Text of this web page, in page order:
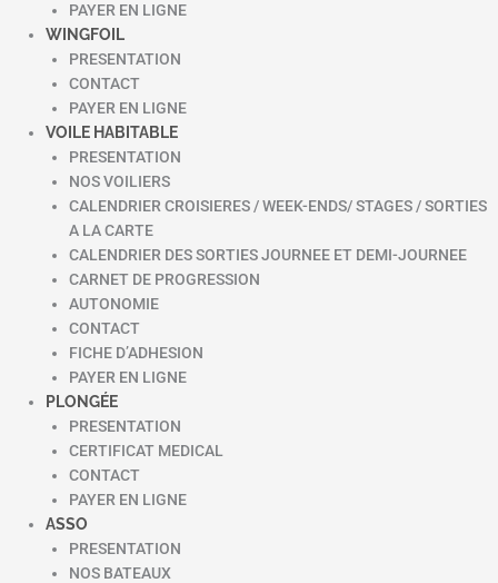
PAYER EN LIGNE
WINGFOIL
PRESENTATION
CONTACT
PAYER EN LIGNE
VOILE HABITABLE
PRESENTATION
NOS VOILIERS
CALENDRIER CROISIERES / WEEK-ENDS/ STAGES / SORTIES
A LA CARTE
CALENDRIER DES SORTIES JOURNEE ET DEMI-JOURNEE
CARNET DE PROGRESSION
AUTONOMIE
CONTACT
FICHE D’ADHESION
PAYER EN LIGNE
PLONGÉE
PRESENTATION
CERTIFICAT MEDICAL
CONTACT
PAYER EN LIGNE
ASSO
PRESENTATION
NOS BATEAUX